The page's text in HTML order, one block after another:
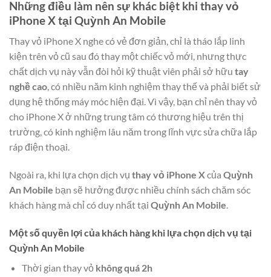
Những điều làm nên sự khác biệt khi thay vỏ
iPhone X tại Quỳnh An Mobile
Thay vỏ iPhone X nghe có vẻ đơn giản, chỉ là tháo lắp linh
kiện trên vỏ cũ sau đó thay một chiếc vỏ mới, nhưng thực
chất dịch vụ này vẫn đòi hỏi kỹ thuật viên phải sở hữu tay
nghề cao, có nhiều năm kinh nghiệm thay thế và phải biết sử
dụng hệ thống máy móc hiện đại. Vì vậy, bạn chỉ nên thay vỏ
cho iPhone X ở những trung tâm có thương hiệu trên thị
trường, có kinh nghiệm lâu năm trong lĩnh vực sửa chữa lắp
ráp điện thoại.
Ngoài ra, khi lựa chọn dịch vụ thay vỏ iPhone Xcủa Quỳnh
An Mobile bạn sẽ hưởng được nhiều chính sách chăm sóc
khách hàng mà chỉ có duy nhất tại Quỳnh An Mobile.
Một số quyền lợi của khách hàng khi lựa chọn dịch vụ tại
Quỳnh An Mobile
Thời gian thay vỏ không quá 2h